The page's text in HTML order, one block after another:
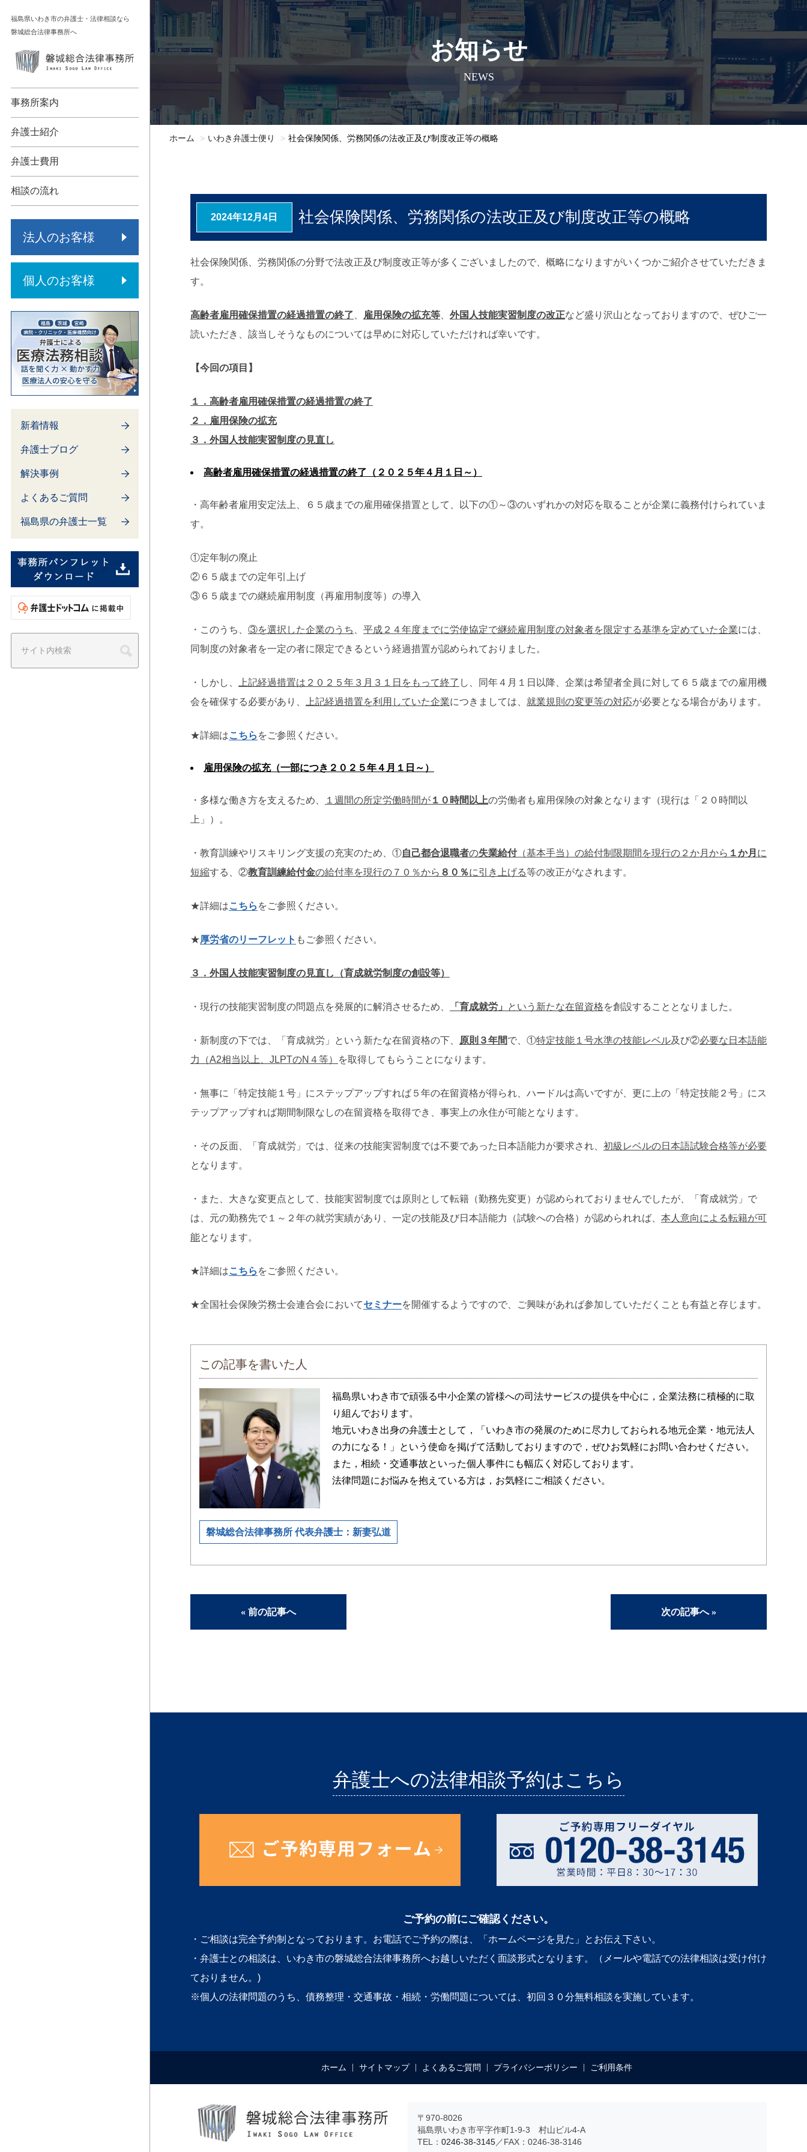
福島県いわき市の弁護士・法律相談なら
磐城総合法律事務所へ
事務所案内
弁護士紹介
弁護士費用
相談の流れ
法人のお客様
各種法人支援
保険代理店監査
倒産・再生
内部通報制度
個人のお客様
債務整理
新着情報
弁護士ブログ
解決事例
よくあるご質問
福島県の弁護士一覧
お知らせ
NEWS
ホーム いわき弁護士便り 社会保険関係、労務関係の法改正及び制度改正等の概略
2024年12月4日 社会保険関係、労務関係の法改正及び制度改正等の概略
社会保険関係、労務関係の分野で法改正及び制度改正等が多くございましたので、概略になりますがいくつかご紹介させていただきま
す。
高齢者雇用確保措置の経過措置の終了 雇用保険の拡充等 外国人技能実習制度の改正など盛り沢山となっておりますので、ぜひご一
読いただき、該当しそうなものについては早めに対応していただければ幸いです。
【今回の項目】
１．高齢者雇用確保措置の経過措置の終了
２．雇用保険の拡充
３．外国人技能実習制度の見直し
高齢者雇用確保措置の経過措置の終了（２０２５年４月１日～）
・高年齢者雇用安定法上、６５歳までの雇用確保措置として、以下の①～③のいずれかの対応を取ることが企業に義務付けられていま
す。
①定年制の廃止
②６５歳までの定年引上げ
③６５歳までの継続雇用制度（再雇用制度等）の導入
・このうち、 ③を選択した企業のうち 平成２４年度までに労使協定で継続雇用制度の対象者を限定する基準を定めていた企業には、
同制度の対象者を一定の者に限定できるという経過措置が認められておりました。
・しかし、 上記経過措置は２０２５年３月３１日をもって終了 し、同年４月１日以降、企業は希望者全員に対して６５歳までの雇用機
会を確保する必要があり、
上記経過措置を利用していた企業につきましては、 就業規則の変更等の対応が必要となる場合があります。
★詳細はこちら をご参照ください。
雇用保険の拡充（一部につき２０２５年４月１日～）
・多様な働き方を支えるため、 １週間の所定労働時間が １０時間以上の労働者も雇用保険の対象となります（現行は「２０時間以
上」）。
・教育訓練やリスキリング支援の充実のため、①自己都合退職者の失業給付（基本手当）の給付制限期間を現行の２か月から １か月 に
短縮する、②教育訓練給付金の給付率を現行の７０％から ８０％に引き上げる等の改正がなされます。
★詳細はこちら をご参照ください。
★厚労省のリーフレット もご参照ください。
３．外国人技能実習制度の見直し（育成就労制度の創設等）
・現行の技能実習制度の問題点を発展的に解消させるため、 「育成就労」 という新たな在留資格を創設することとなりました。
・新制度の下では、「育成就労」という新たな在留資格の下、 原則３年間で、①特定技能１号水準の技能レベル及び②必要な日本語能
力（A2相当以上、JLPTのN４等）
を取得してもらうことになります。
・無事に「特定技能１号」にステップアップすれば５年の在留資格が得られ、ハードルは高いですが、更に上の「特定技能２号」にス
テップアップすれば期間制限なしの在留資格を取得でき、事実上の永住が可能となります。
・その反面、「育成就労」では、従来の技能実習制度では不要であった日本語能力が要求され、 初級レベルの日本語試験合格等が必要
となります。
・また、大きな変更点として、技能実習制度では原則として転籍（勤務先変更）が認められておりませんでしたが、「育成就労」で
は、元の勤務先で１～２年の就労実績があり、一定の技能及び日本語能力（試験への合格）が認められれば、 本人意向による転籍が可
能となります。
★詳細はこちら をご参照ください。
★全国社会保険労務士会連合会においてセミナーを開催するようですので、ご興味があれば参加していただくことも有益と存じます。
この記事を書いた人
福島県いわき市で頑張る中小企業の皆様への司法サービスの提供を中心に，企業法務に積極的に取
り組んでおります。
地元いわき出身の弁護士として，「いわき市の発展のために尽力しておられる地元企業・地元法人
の力になる！」という使命を掲げて活動しておりますので，ぜひお気軽にお問い合わせください。
また，相続・交通事故といった個人事件にも幅広く対応しております。
法律問題にお悩みを抱えている方は，お気軽にご相談ください。
磐城総合法律事務所 代表弁護士：新妻弘道
« 前の記事へ 次の記事へ »
弁護士への法律相談予約はこちら
ご予約の前にご確認ください。
・ご相談は完全予約制となっております。お電話でご予約の際は、「ホームページを見た」とお伝え下さい。
・弁護士との相談は、いわき市の磐城総合法律事務所へお越しいただく面談形式となります。（メールや電話での法律相談は受け付け
ておりません。)
※個人の法律問題のうち、債務整理・交通事故・相続・労働問題については、初回３０分無料相談を実施しています。
ホーム サイトマップ よくあるご質問 プライバシーポリシー ご利用条件
〒970-8026
福島県いわき市平字作町1-9-3 村山ビル4-A
TEL： 0246-38-3145／FAX：0246-38-3146